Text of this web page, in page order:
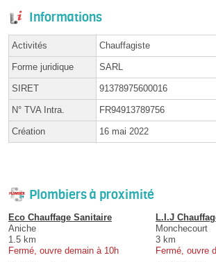
Informations
Activités Chauffagiste
Forme juridique SARL
SIRET 91378975600016
N° TVA Intra. FR94913789756
Création 16 mai 2022
Plombiers à proximité
Eco Chauffage Sanitaire
Aniche
1.5 km
Fermé, ouvre demain à 10h
L.I.J
Monchecourt
3 km
Fermé, ouvre